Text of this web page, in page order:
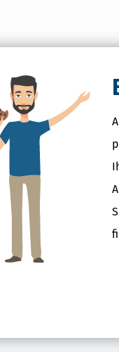
und Vollständigkeit.